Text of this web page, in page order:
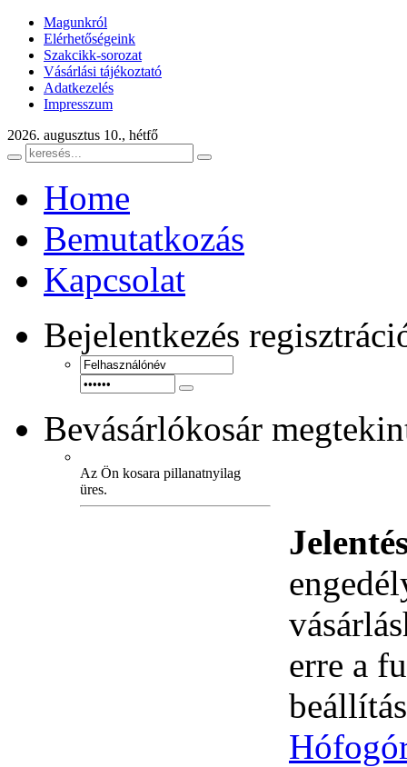
Magunkról
Elérhetőségeink
Szakcikk-sorozat
Vásárlási tájékoztató
Adatkezelés
Impresszum
2026. augusztus 10., hétfő
Home
Bemutatkozás
Kapcsolat
Bejelentkezés
Bevásárlókosár
Az Ön kosara pillanatnyilag
üres.
erre a